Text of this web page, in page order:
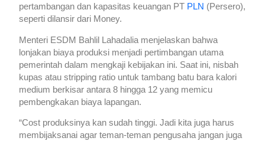
pertambangan dan kapasitas keuangan PT PLN (Persero),
seperti dilansir dari Money.
Menteri ESDM Bahlil Lahadalia menjelaskan bahwa
lonjakan biaya produksi menjadi pertimbangan utama
pemerintah dalam mengkaji kebijakan ini. Saat ini, nisbah
kupas atau stripping ratio untuk tambang batu bara kalori
medium berkisar antara 8 hingga 12 yang memicu
pembengkakan biaya lapangan.
“Cost produksinya kan sudah tinggi. Jadi kita juga harus
membijaksanai agar teman-teman pengusaha jangan juga